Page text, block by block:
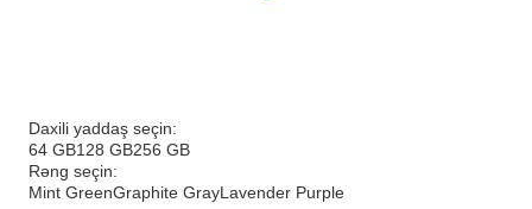
Daxili yaddaş seçin:
64 GB128 GB256 GB
Rəng seçin:
Mint GreenGraphite GrayLavender Purple